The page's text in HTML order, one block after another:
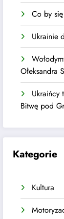
Co by
Ukrainie
Ołeksandra
Ukraińcy
Bitwę pod
Kategorie
Kultura